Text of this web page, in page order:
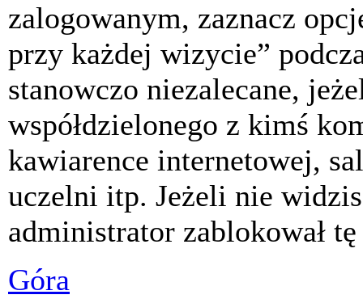
zalogowanym, zaznacz
przy każdej wizycie”
stanowczo niezalecane,
współdzielonego z kimś
kawiarence internetowej,
uczelni itp. Jeżeli nie
administrator zablokował
Góra